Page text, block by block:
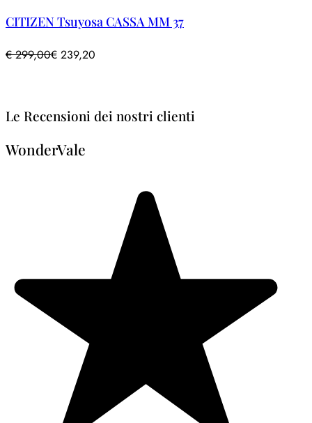
CITIZEN Tsuyosa CASSA MM 37
€299,00€ 239,20
Le Recensioni dei nostri clienti
WonderVale